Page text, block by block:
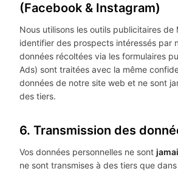
(Facebook & Instagram)
Nous utilisons les outils publicitaires de
identifier des prospects intéressés par
données récoltées via les formulaires
Ads) sont traitées avec la même
données de notre site web et ne sont
des tiers.
6. Transmission des
Vos données personnelles ne sont
ne sont transmises à des tiers que